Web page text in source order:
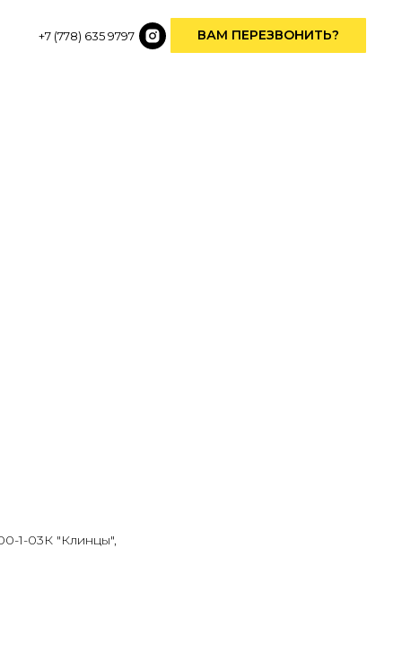
+7 (778) 635 9797 ВАМ ПЕРЕЗВОНИТЬ?
1-03К "Клинцы",